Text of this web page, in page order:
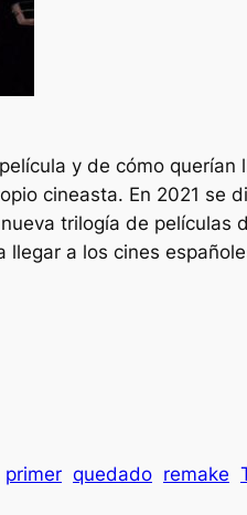
y de cómo
cineasta. En 2021 se
trilogía de películas
llegar a los cines
primer quedado remake